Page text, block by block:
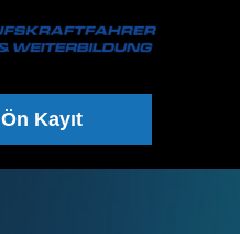
Ön Kayıt